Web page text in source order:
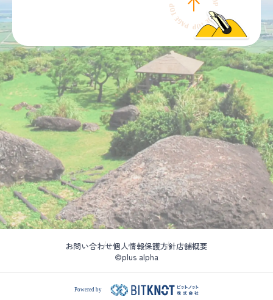
お問い合わせ個人情報保護方針店舗概要
©plus alpha